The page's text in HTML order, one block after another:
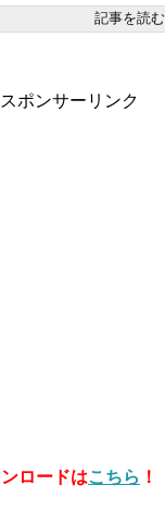
記事を読む
スポンサーリンク
ロードはこちら ！